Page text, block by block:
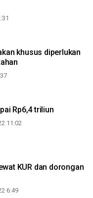
khusus diperlukan
Rp6,4 triliun
11:02
KUR dan dorongan
6:49